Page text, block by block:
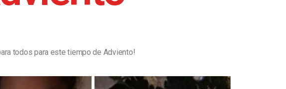
todos para este tiempo de Adviento!